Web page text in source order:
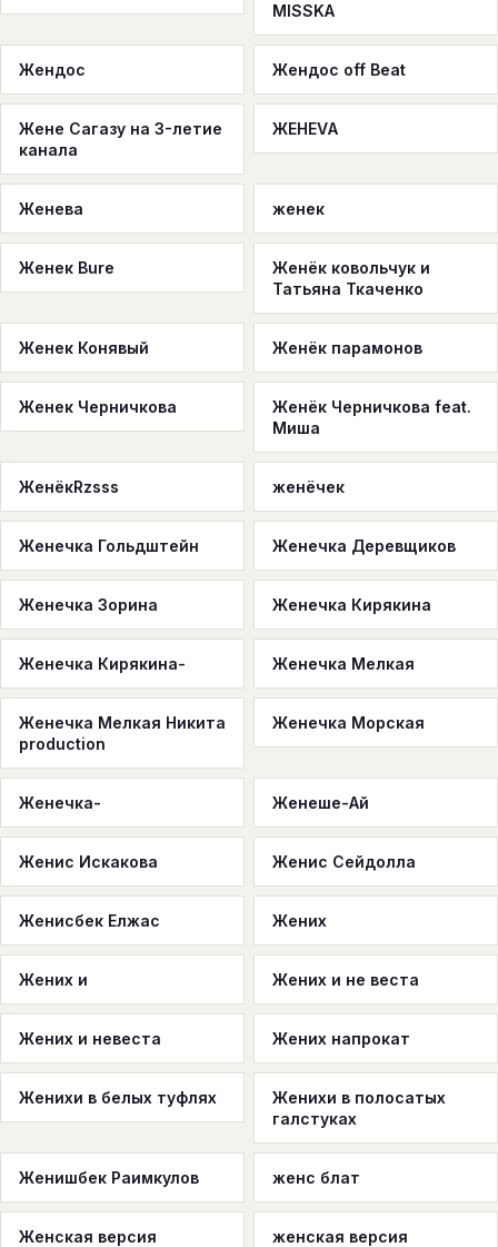
MISSKA
Жендос Жендос off Beat
Жене Сагазу на 3-летие
канала
ЖЕНЕVА
Женева женек
Женек Bure
Женёк ковольчук и
Татьяна Ткаченко
Женек Конявый Женёк парамонов
Женек Черничкова
Женёк Черничкова feat.
Миша
ЖенёкRzsss женёчек
Женечка Гольдштейн Женечка Деревщиков
Женечка Зорина Женечка Кирякина
Женечка Кирякина- Женечка Мелкая
Женечка Мелкая Никита
production
Женечка Морская
Женечка- Женеше-Ай
Женис Искакова Женис Сейдолла
Женисбек Елжас Жених
Жених и Жених и не веста
Жених и невеста Жених напрокат
Женихи в белых туфлях
Женихи в полосатых
галстуках
Женишбек Раимкулов женс блат
Женская версия
женская версия